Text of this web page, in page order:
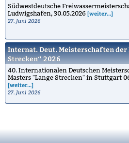
Südwestdeutsche
Ludwigshafen, 30.05.2026 [weiter...]
27. Juni 2026
Internat. Deut. Meisterschaften der
Strecken“ 2026
40. Internationalen Deutschen
Masters "Lange Strecken" in Stuttgart
[weiter...]
27. Juni 2026